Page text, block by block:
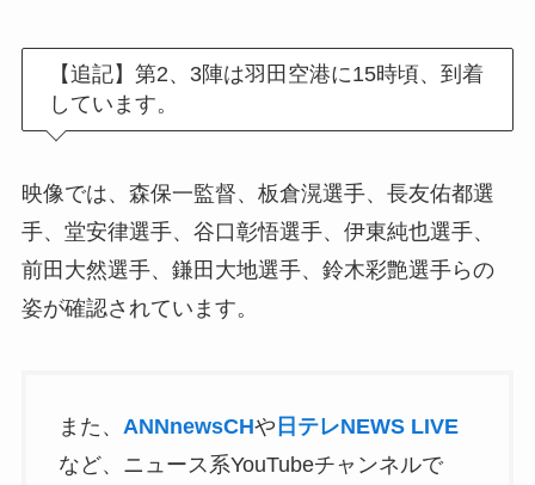
【追記】第2、3陣は羽田空港に15時頃、到着
しています。
映像では、森保一監督、板倉滉選手、長友佑都選
手、堂安律選手、谷口彰悟選手、伊東純也選手、
前田大然選手、鎌田大地選手、鈴木彩艶選手らの
姿が確認されています。
また、 ANNnewsCHや 日テレNEWS LIVE
など、ニュース系YouTubeチャンネルで